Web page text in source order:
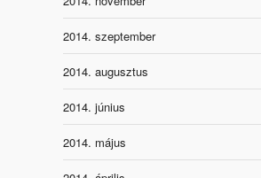
2014. szeptember
2014. augusztus
2014. június
2014. május